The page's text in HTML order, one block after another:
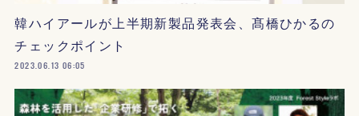
韓ハイアールが上半期新製品発表会、髙橋ひかるの
チェックポイント
2023.06.13 06:05